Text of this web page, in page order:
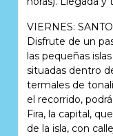
VIERNES:
Disfrute de un
las pequeñas
situadas dentro
termales de
el recorrido,
Fira, la capital,
de la isla, con